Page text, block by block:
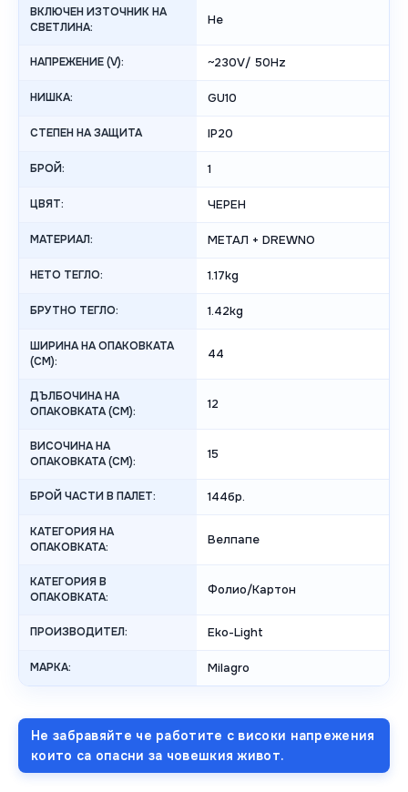
ВКЛЮЧЕН ИЗТОЧНИК НА
СВЕТЛИНА:
Не
НАПРЕЖЕНИЕ (V): ~230V/ 50Hz
НИШКА: GU10
СТЕПЕН НА ЗАЩИТА IP20
БРОЙ: 1
ЦВЯТ: ЧЕРЕН
МАТЕРИАЛ: МЕТАЛ + DREWNO
НЕТО ТЕГЛО: 1.17kg
БРУТНО ТЕГЛО: 1.42kg
ШИРИНА НА ОПАКОВКАТА
(CM):
44
ДЪЛБОЧИНА НА
ОПАКОВКАТА (CM):
12
ВИСОЧИНА НА
ОПАКОВКАТА (СМ):
15
БРОЙ ЧАСТИ В ПАЛЕТ: 144бр.
КАТЕГОРИЯ НА
ОПАКОВКАТА:
Велпапе
КАТЕГОРИЯ В
ОПАКОВКАТА:
Фолио/Картон
ПРОИЗВОДИТЕЛ: Eko-Light
МАРКА: Milagro
Не забравяйте че работите с високи напрежения
които са опасни за човешкия живот.